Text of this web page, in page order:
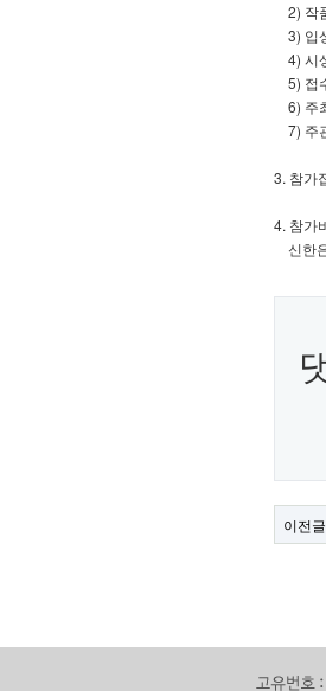
2) 작
3) 입
4) 시
5) 접
6) 주
7) 주
3. 참가
4. 참가
신한
이전글